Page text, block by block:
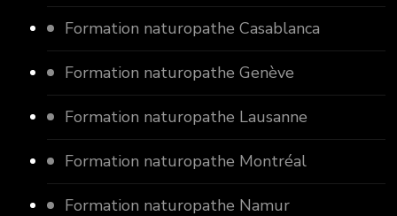
Formation naturopathe Casablanca
Formation naturopathe Genève
Formation naturopathe Lausanne
Formation naturopathe Montréal
Formation naturopathe Namur